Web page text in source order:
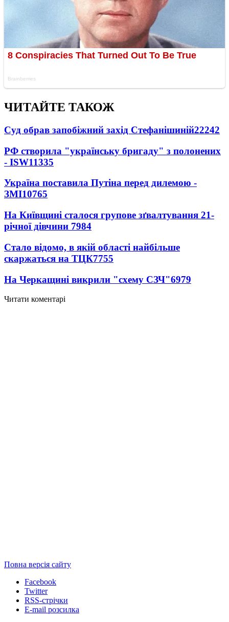
ЧИТАЙТЕ ТАКОЖ
Суд обрав запобіжний захід Стефанішиній22242
РФ створила "українську бригаду" з полонених
- ISW11335
Україна поставила Путіна перед дилемою -
ЗМІ10765
На Київщині сталося групове зґвалтування 21-
річної дівчини 7984
Стало відомо, в якій області найбільше
скаржаться на ТЦК7755
На Черкащині викрили "схему СЗЧ"6979
Читати коментарі
Повна версія сайту
Facebook
Twitter
RSS-стрічки
E-mail розсилка